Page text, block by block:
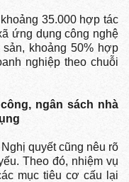
35.000 hợp tác
ứng dụng công nghệ
khoảng 50% hợp
nghiệp theo chuỗi
ngân sách nhà
quyết cũng nêu rõ
Theo đó, nhiệm vụ
mục tiêu cơ cấu lại